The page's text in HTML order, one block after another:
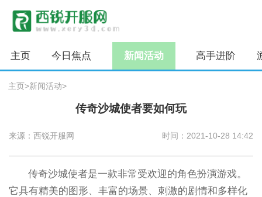
主页 今日焦点 新闻活动 高手进阶
主页>新闻活动>
传奇沙城使者要如何玩
来源：西锐开服网 时间：2021-10-28 14:42
传奇沙城使者是一款非常受欢迎的角色扮演游戏。
它具有精美的图形、丰富的场景、刺激的剧情和多样化